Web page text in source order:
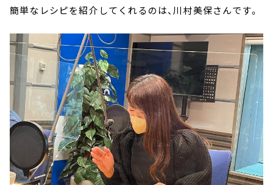
簡単なレシピを紹介してくれるのは、川村美保さんです。